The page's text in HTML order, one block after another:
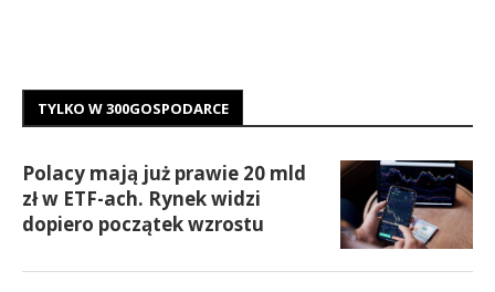
TYLKO W 300GOSPODARCE
Polacy mają już prawie 20 mld
zł w ETF-ach. Rynek widzi
dopiero początek wzrostu